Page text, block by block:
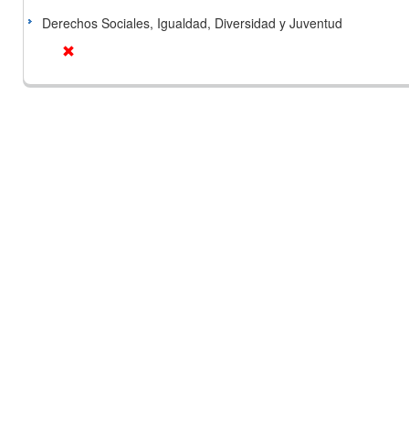
Derechos Sociales, Igualdad, Diversidad y Juventud